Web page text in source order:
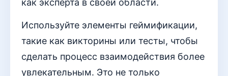
Используйте элементы геймификации,
такие как викторины или тесты, чтобы
сделать процесс взаимодействия более
увлекательным. Это не только